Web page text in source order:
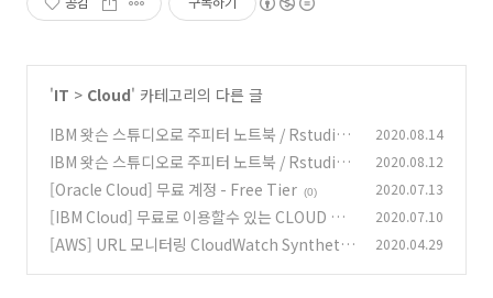
'IT > Cloud' 카테고리의 다른 글
IBM 왓슨 스튜디오로 주피터 노트북 / Rstudio
설정하기 (2/3)
(0)
2020.08.14
IBM 왓슨 스튜디오로 주피터 노트북 / Rstudio
설정하기 (1/3)
(0)
2020.08.12
[Oracle Cloud] 무료 계정 - Free Tier (0) 2020.07.13
[IBM Cloud] 무료로 이용할수 있는 CLOUD 서
비스 (0)
2020.07.10
[AWS] URL 모니터링 CloudWatch Synthetic
2020.04.29